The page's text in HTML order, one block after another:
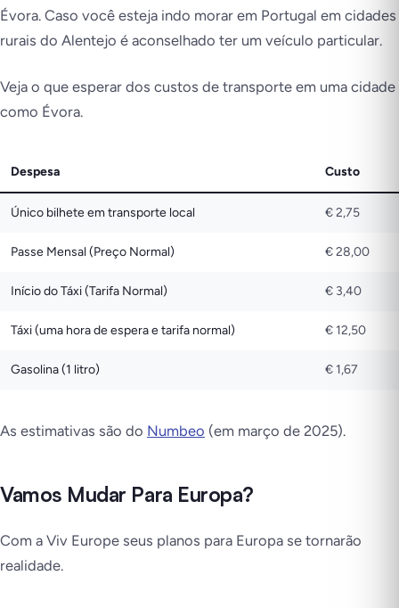
Évora. Caso você esteja indo morar em Portugal em cidades
rurais do Alentejo é aconselhado ter um veículo particular.
Veja o que esperar dos custos de transporte em uma cidade
como Évora.
Despesa Custo
Único bilhete em transporte local € 2,75
Passe Mensal (Preço Normal) € 28,00
Início do Táxi (Tarifa Normal) € 3,40
Táxi (uma hora de espera e tarifa normal) € 12,50
Gasolina (1 litro) € 1,67
As estimativas são do Numbeo (em março de 2025).
Vamos Mudar Para Europa?
Com a Viv Europe seus planos para Europa se tornarão
realidade.